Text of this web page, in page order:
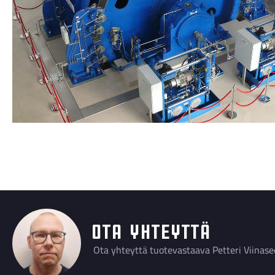
Ota yhteyttä
Ota yhteyttä tuotevastaava Petteri